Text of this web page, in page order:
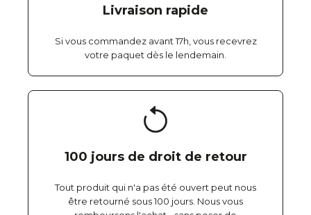
Livraison rapide
Si vous commandez avant 17h, vous recevrez
votre paquet dès le lendemain.
100 jours de droit de retour
Tout produit qui n'a pas été ouvert peut nous
être retourné sous 100 jours. Nous vous